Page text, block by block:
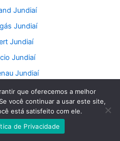
Jundiaí
Jundiaí
Jundiaí
Jundiaí
Jundiaí
Jundiaí
Jundiaí
Jundiaí
que oferecemos a melhor
você continuar a usar este site,
está satisfeito com ele.
de Privacidade